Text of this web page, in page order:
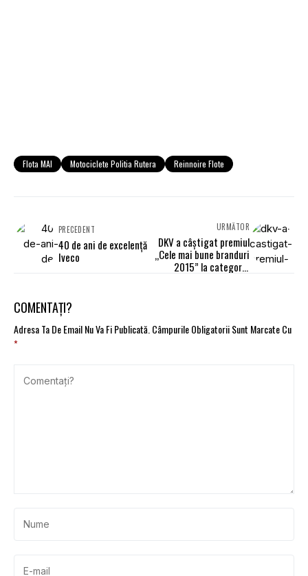
Flota MAI Motociclete Politia Rutera Reinnoire Flote
PRECEDENT
40 de ani de excelenţă
Iveco
URMĂTOR
DKV a câştigat premiul
„Cele mai bune branduri
2015” la categoria
COMENTAȚI?
Adresa Ta De Email Nu Va Fi Publicată.Câmpurile Obligatorii Sunt Marcate Cu
*